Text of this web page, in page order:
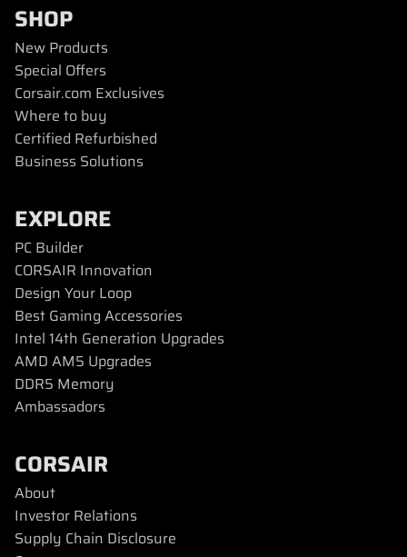
SHOP
New Products
Special Offers
Corsair.com Exclusives
Where to buy
Certified Refurbished
Business Solutions
EXPLORE
PC Builder
CORSAIR Innovation
Design Your Loop
Best Gaming Accessories
Intel 14th Generation Upgrades
AMD AM5 Upgrades
DDR5 Memory
Ambassadors
CORSAIR
About
Investor Relations
Supply Chain Disclosure